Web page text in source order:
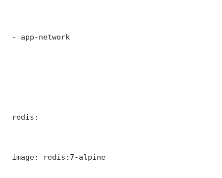
- app-network
redis:
image: redis:7-alpine